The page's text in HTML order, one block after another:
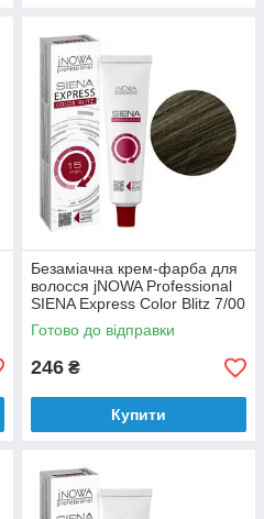
Безаміачна крем-фарба для
волосся jNOWA Professional
SIENA Express Color Blitz 7/00
60 мл
Готово до відправки
246 ₴
Купити